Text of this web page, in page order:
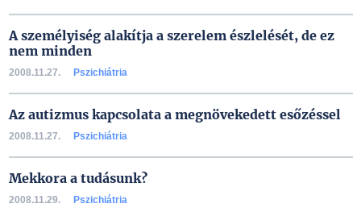
A személyiség alakítja a szerelem észlelését, de ez
nem minden
2008.11.27. Pszichiátria
Az autizmus kapcsolata a megnövekedett esőzéssel
2008.11.27. Pszichiátria
Mekkora a tudásunk?
2008.11.29. Pszichiátria